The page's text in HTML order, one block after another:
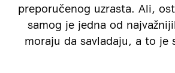
preporučenog uzrasta. Ali,
samog je jedna od
moraju da savladaju, a to je